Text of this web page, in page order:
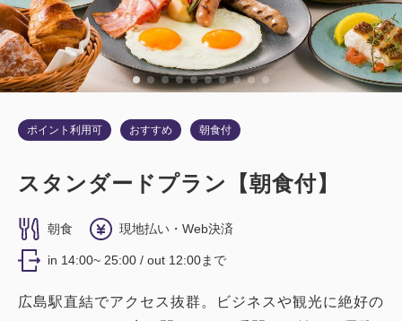
ポイント利用可 おすすめ 朝食付
スタンダードプラン【朝食付】
朝食 現地払い・Web決済
in 14:00~ 25:00 / out 12:00まで
広島駅直結でアクセス抜群。ビジネスや観光に絶好の